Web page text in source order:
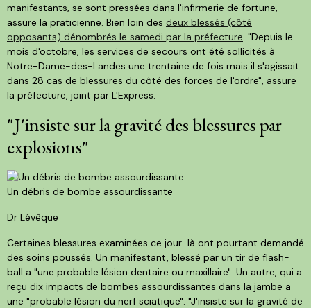
manifestants, se sont pressées dans l'infirmerie de fortune,
assure la praticienne. Bien loin des deux blessés (côté
opposants) dénombrés le samedi par la préfecture . "Depuis le
mois d'octobre, les services de secours ont été sollicités à
Notre-Dame-des-Landes une trentaine de fois mais il s'agissait
dans 28 cas de blessures du côté des forces de l'ordre", assure
la préfecture, joint par L'Express.
"J'insiste sur la gravité des blessures par
explosions"
Un débris de bombe assourdissante
Dr Lévêque
Certaines blessures examinées ce jour-là ont pourtant demandé
des soins poussés. Un manifestant, blessé par un tir de flash-
ball a "une probable lésion dentaire ou maxillaire". Un autre, qui a
reçu dix impacts de bombes assourdissantes dans la jambe a
une "probable lésion du nerf sciatique". "J'insiste sur la gravité de